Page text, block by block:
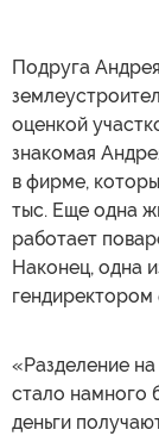
Подруга
оценкой
знакомая
в фирме,
тыс. Еще одна
работает
Наконец, одна
гендиректором
«Разделение
стало намного
деньги